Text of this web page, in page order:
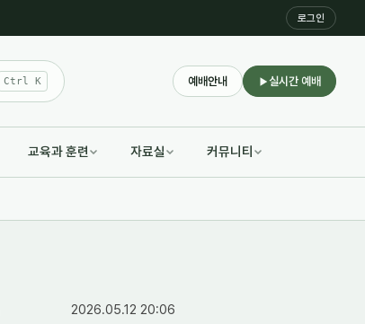
로그인
Ctrl K 예배안내 실시간 예배
교육과 훈련 자료실 커뮤니티
2026.05.12 20:06